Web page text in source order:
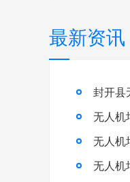
最新资讯
封开县
无人机
无人机